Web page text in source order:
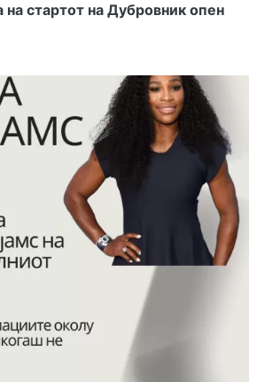
на стартот на Дубровник опен